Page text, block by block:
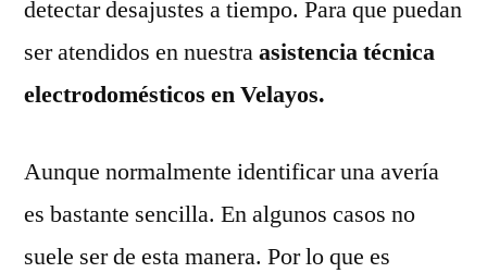
detectar desajustes a tiempo. Para que puedan
ser atendidos en nuestraasistencia técnica
electrodomésticos en Velayos.
Aunque normalmente identificar una avería
es bastante sencilla. En algunos casos no
suele ser de esta manera. Por lo que es